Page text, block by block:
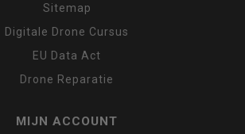
Sitemap
Digitale Drone Cursus
EU Data Act
Drone Reparatie
MIJN ACCOUNT